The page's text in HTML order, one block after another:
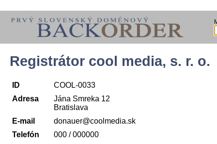
Registrátor cool media, s. r. o.
ID
COOL-0033
Adresa
Jána Smreka 12
Bratislava
E-mail
donauer@coolmedia.sk
Telefón
000 / 000000